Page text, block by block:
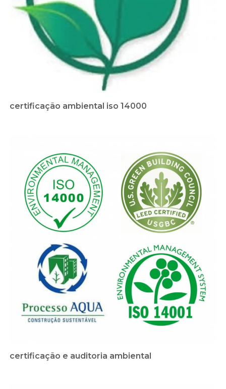
certificação ambiental iso 14000
certificação e auditoria ambiental